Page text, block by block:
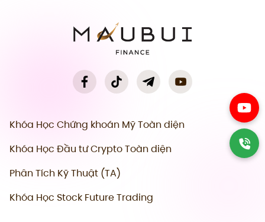
Khóa Học Chứng khoán Mỹ Toàn diện
Khóa Học Đầu tư Crypto Toàn diện
Phân Tích Kỹ Thuật (TA)
Khóa Học Stock Future Trading